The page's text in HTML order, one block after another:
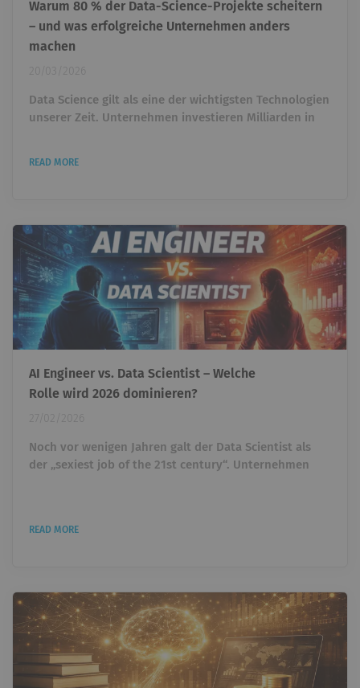
Warum 80 % der Data-Science-Projekte scheitern
– und was erfolgreiche Unternehmen anders
machen
Data Science gilt als eine der wichtigsten Technologien
unserer Zeit. Unternehmen investieren Milliarden in
Dashboards entstehen. Prototypen funktionieren im
Notebook....
READ MORE
AI Engineer vs. Data Scientist – Welche
Rolle wird 2026 dominieren?
Noch vor wenigen Jahren galt der Data Scientist als
der „sexiest job of the 21st century“. Unternehmen
paar ML-Projekte vorweisen konnte, war heiß begehrt.
READ MORE